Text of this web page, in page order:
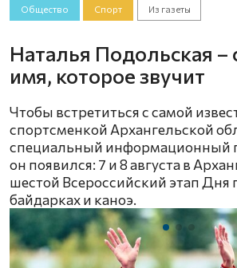
Общество Спорт Из газеты
Наталья Подольская –
имя, которое звучит
Чтобы встретиться с самой
спортсменкой Архангельской
специальный информационный
он появился: 7 и 8 августа в
шестой Всероссийский этап Дня
байдарках и каноэ.